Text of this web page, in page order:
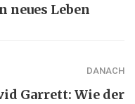
neues Leben
DANACH
Garrett: Wie der